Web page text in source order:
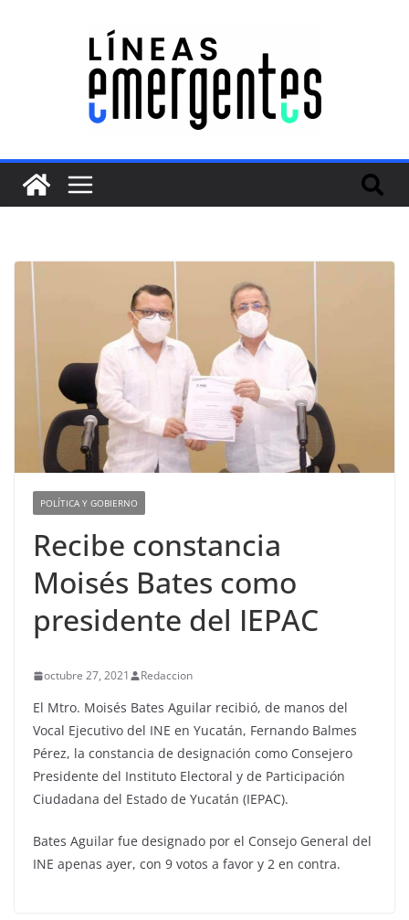
POLÍTICA Y GOBIERNO
Recibe constancia
Moisés Bates como
presidente del IEPAC
octubre 27, 2021 Redaccion
El Mtro. Moisés Bates Aguilar recibió, de manos del
Vocal Ejecutivo del INE en Yucatán, Fernando Balmes
Pérez, la constancia de designación como Consejero
Presidente del Instituto Electoral y de Participación
Ciudadana del Estado de Yucatán (IEPAC).
Bates Aguilar fue designado por el Consejo General del
INE apenas ayer, con 9 votos a favor y 2 en contra.